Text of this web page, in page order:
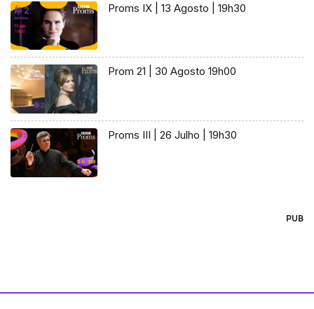
Proms IX | 13 Agosto | 19h30
Prom 21 | 30 Agosto 19h00
Proms III | 26 Julho | 19h30
PUB